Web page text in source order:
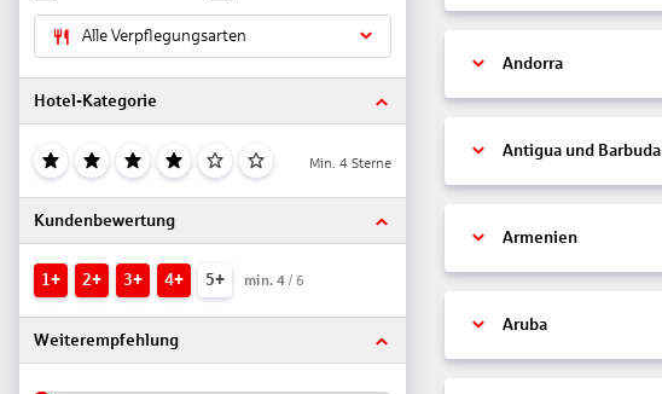
Alle Verpflegungsarten
Hotel-Kategorie
Min. 4 Sterne
Kundenbewertung
1+ 2+ 3+ 4+ 5+ min. 4 / 6
Weiterempfehlung
Andorra
Antigua und Barbuda
Armenien
Aruba